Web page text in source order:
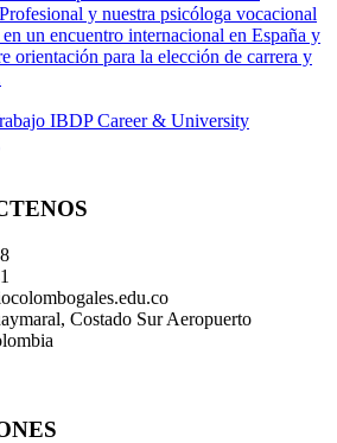
y nuestra psicóloga vocacional
un encuentro internacional en España y
orientación para la elección de carrera y
IBDP Career & University
Costado Sur Aeropuerto